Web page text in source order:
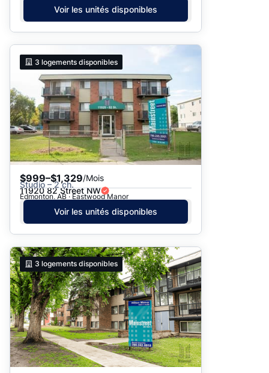
Voir les unités disponibles
3 logements disponibles
$999–$1,329/Mois
Studio – 2 ch.
11920 82 Street NW
Edmonton, AB · Eastwood Manor
Voir les unités disponibles
3 logements disponibles